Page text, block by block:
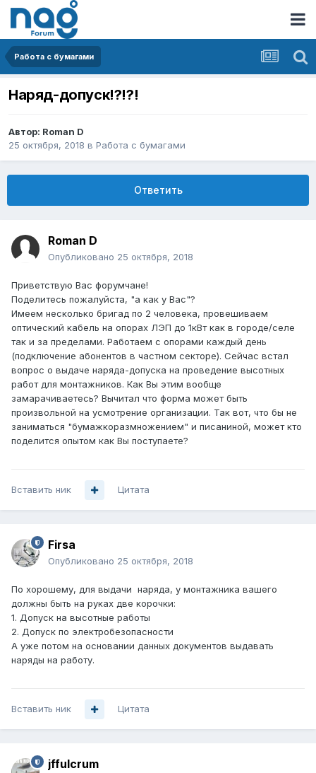
Работа с бумагами
Наряд-допуск!?!?!
Автор: Roman D
25 октября, 2018 в Работа с бумагами
Ответить
Roman D
Опубликовано 25 октября, 2018
Приветствую Вас форумчане!
Поделитесь пожалуйста, "а как у Вас"?
Имеем несколько бригад по 2 человека, провешиваем
оптический кабель на опорах ЛЭП до 1кВт как в городе/селе
так и за пределами. Работаем с опорами каждый день
(подключение абонентов в частном секторе). Сейчас встал
вопрос о выдаче наряда-допуска на проведение высотных
работ для монтажников. Как Вы этим вообще
замарачиваетесь? Вычитал что форма может быть
произвольной на усмотрение организации. Так вот, что бы не
заниматься "бумажкоразмножением" и писаниной, может кто
поделится опытом как Вы поступаете?
Вставить ник Цитата
Firsa
Опубликовано 25 октября, 2018
По хорошему, для выдачи наряда, у монтажника вашего
должны быть на руках две корочки:
1. Допуск на высотные работы
2. Допуск по электробезопасности
А уже потом на основании данных документов выдавать
наряды на работу.
Вставить ник Цитата
jffulcrum